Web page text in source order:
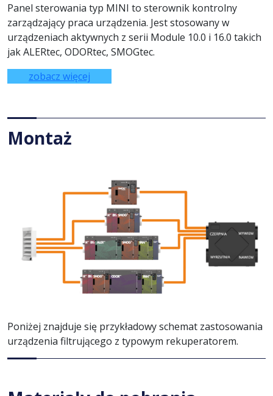
Panel sterowania typ MINI to sterownik kontrolny
zarządzający praca urządzenia. Jest stosowany w
urządzeniach aktywnych z serii Module 10.0 i 16.0 takich
jak ALERtec, ODORtec, SMOGtec.
zobacz więcej
Montaż
Poniżej znajduje się przykładowy schemat zastosowania
urządzenia filtrującego z typowym rekuperatorem.